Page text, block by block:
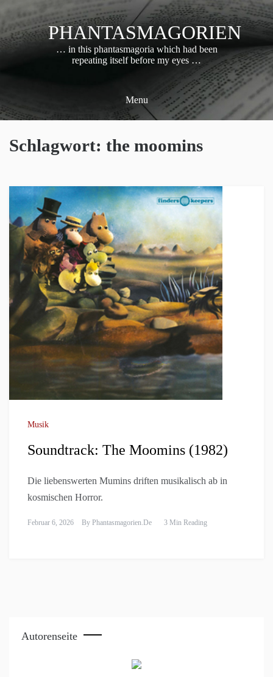
content
PHANTASMAGORIEN
… in this phantasmagoria which had been
repeating itself before my eyes …
Menu
Schlagwort: the moomins
Musik
Soundtrack: The Moomins (1982)
Die liebenswerten Mumins driften musikalisch ab in
kosmischen Horror.
Februar 6, 2026 By Phantasmagorien.de 3 Min Reading
Autorenseite